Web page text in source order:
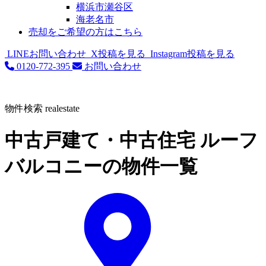
横浜市瀬谷区
海老名市
売却をご希望の方はこちら
LINEお問い合わせ X投稿を見る Instagram投稿を見る
0120-772-395
お問い合わせ
物件検索 realestate
中古戸建て・中古住宅 ルーフ
バルコニーの物件一覧